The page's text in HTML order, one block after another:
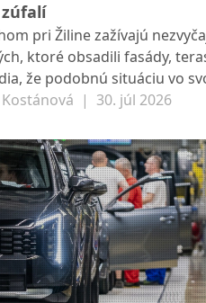
pri Žiline zažívajú
ktoré obsadili fasády,
že podobnú situáciu vo
| 30. júl 2026